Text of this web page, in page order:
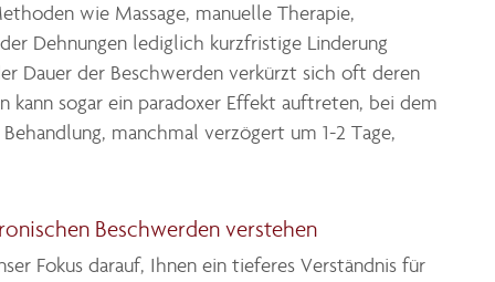
wie Massage, manuelle Therapie,
Dehnungen lediglich kurzfristige Linderung
Dauer der Beschwerden verkürzt sich oft deren
kann sogar ein paradoxer Effekt auftreten, bei dem
manchmal verzögert um 1-2 Tage,
Beschwerden verstehen
Fokus darauf, Ihnen ein tieferes Verständnis für